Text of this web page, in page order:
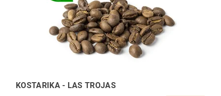
KOSTARIKA - LAS TROJAS